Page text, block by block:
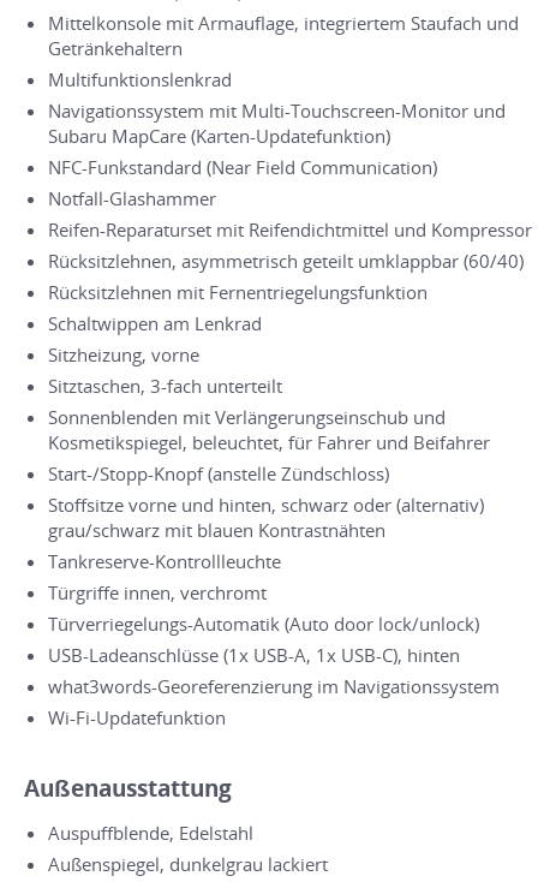
Mittelkonsole mit Armauflage, integriertem Staufach und
Getränkehaltern
Multifunktionslenkrad
Navigationssystem mit Multi-Touchscreen-Monitor und
Subaru MapCare (Karten-Updatefunktion)
NFC-Funkstandard (Near Field Communication)
Notfall-Glashammer
Reifen-Reparaturset mit Reifendichtmittel und Kompressor
Rücksitzlehnen, asymmetrisch geteilt umklappbar (60/40)
Rücksitzlehnen mit Fernentriegelungsfunktion
Schaltwippen am Lenkrad
Sitzheizung, vorne
Sitztaschen, 3-fach unterteilt
Sonnenblenden mit Verlängerungseinschub und
Kosmetikspiegel, beleuchtet, für Fahrer und Beifahrer
Start-/Stopp-Knopf (anstelle Zündschloss)
Stoffsitze vorne und hinten, schwarz oder (alternativ)
grau/schwarz mit blauen Kontrastnähten
Tankreserve-Kontrollleuchte
Türgriffe innen, verchromt
Türverriegelungs-Automatik (Auto door lock/unlock)
USB-Ladeanschlüsse (1x USB-A, 1x USB-C), hinten
what3words-Georeferenzierung im Navigationssystem
Wi-Fi-Updatefunktion
Außenausstattung
Auspuffblende, Edelstahl
Außenspiegel, dunkelgrau lackiert